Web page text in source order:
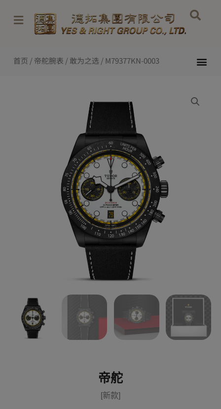
首页 /帝舵腕表 /敢为之选 / M79377KN-0003
帝舵
[新款]